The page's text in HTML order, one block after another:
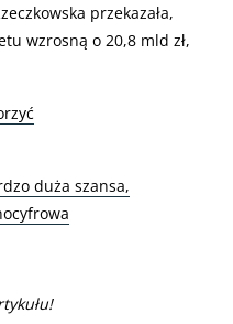
przekazała,
wzrosną o 20,8 mld zł,
duża szansa,